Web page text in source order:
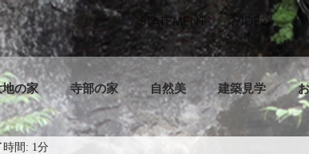
STATEMENT VIDEO
地の家 寺部の家 自然美 建築見学
時間: 1分